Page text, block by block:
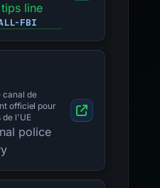
line
FBI
canal de
officiel pour
de l'UE
police